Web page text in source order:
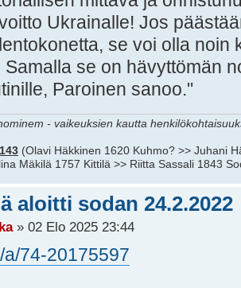
Ukrainalle! Jos
se voi olla noin
Samalla se on hävyttömän
Paroinen sanoo."
- vaikeuksien kautta
(Olavi Häkkinen 1620 Kuhmo? >> Juhani
Mäkilä 1757 Kittilä >> Riitta Sassali 1843
aloitti sodan 24.2.2022
» 02 Elo 2025 23:44
a/74-20175597